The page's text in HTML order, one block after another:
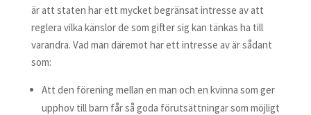
är att staten har ett mycket begränsat intresse av att
reglera vilka känslor de som gifter sig kan tänkas ha till
varandra. Vad man däremot har ett intresse av är sådant
som:
Att den förening mellan en man och en kvinna som ger
upphov till barn får så goda förutsättningar som möjligt